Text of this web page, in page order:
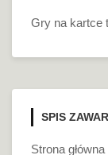
Gry na kartce
SPIS
Strona główna